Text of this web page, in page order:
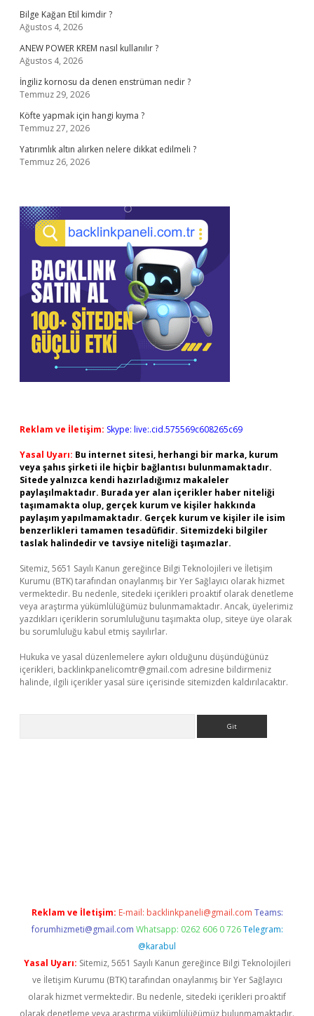
Bilge Kağan Etil kimdir ?
Ağustos 4, 2026
ANEW POWER KREM nasıl kullanılır ?
Ağustos 4, 2026
İngiliz kornosu da denen enstrüman nedir ?
Temmuz 29, 2026
Köfte yapmak için hangi kıyma ?
Temmuz 27, 2026
Yatırımlık altın alırken nelere dikkat edilmeli ?
Temmuz 26, 2026
Reklam ve İletişim: Skype: live:.cid.575569c608265c69
Yasal Uyarı: Bu internet sitesi, herhangi bir marka, kurum
veya şahıs şirketi ile hiçbir bağlantısı bulunmamaktadır.
Sitede yalnızca kendi hazırladığımız makaleler
paylaşılmaktadır. Burada yer alan içerikler haber niteliği
taşımamakta olup, gerçek kurum ve kişiler hakkında
paylaşım yapılmamaktadır. Gerçek kurum ve kişiler ile isim
benzerlikleri tamamen tesadüfidir. Sitemizdeki bilgiler
taslak halindedir ve tavsiye niteliği taşımazlar.
Sitemiz, 5651 Sayılı Kanun gereğince Bilgi Teknolojileri ve İletişim
Kurumu (BTK) tarafından onaylanmış bir Yer Sağlayıcı olarak hizmet
vermektedir. Bu nedenle, sitedeki içerikleri proaktif olarak denetleme
veya araştırma yükümlülüğümüz bulunmamaktadır. Ancak, üyelerimiz
yazdıkları içeriklerin sorumluluğunu taşımakta olup, siteye üye olarak
bu sorumluluğu kabul etmiş sayılırlar.
Hukuka ve yasal düzenlemelere aykırı olduğunu düşündüğünüz
içerikleri, backlinkpanelicomtr@gmail.com adresine bildirmeniz
halinde, ilgili içerikler yasal süre içerisinde sitemizden kaldırılacaktır.
Reklam ve İletişim: E-mail: backlinkpaneli@gmail.com Teams:
forumhizmeti@gmail.com Whatsapp: 0262 606 0 726 Telegram:
@karabul
Yasal Uyarı: Sitemiz, 5651 Sayılı Kanun gereğince Bilgi Teknolojileri
ve İletişim Kurumu (BTK) tarafından onaylanmış bir Yer Sağlayıcı
olarak hizmet vermektedir. Bu nedenle, sitedeki içerikleri proaktif
olarak denetleme veya araştırma yükümlülüğümüz bulunmamaktadır.